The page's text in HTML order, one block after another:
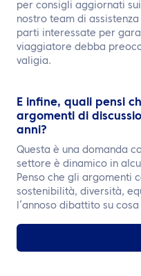
per consigli aggiornati
nostro team di
parti interessate per
viaggiatore debba
valigia.
E infine, quali pensi
argomenti di
anni?
Questa è una domanda
settore è dinamico in
Penso che gli argomenti
sostenibilità, diversità,
l’annoso dibattito su